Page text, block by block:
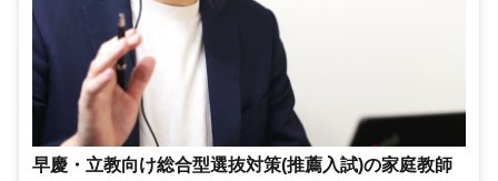
早慶・立教向け総合型選抜対策(推薦入試)の家庭教師